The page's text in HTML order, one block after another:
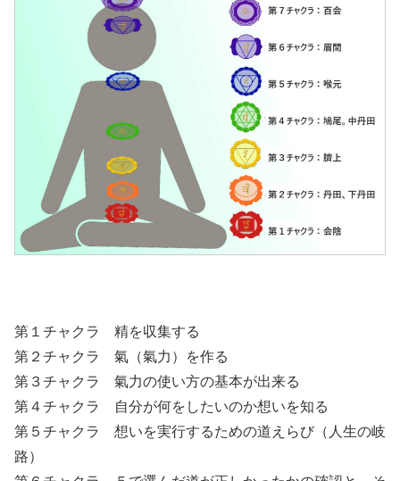
第１チャクラ 精を収集する
第２チャクラ 氣（氣力）を作る
第３チャクラ 氣力の使い方の基本が出来る
第４チャクラ 自分が何をしたいのか想いを知る
第５チャクラ 想いを実行するための道えらび（人生の岐
路）